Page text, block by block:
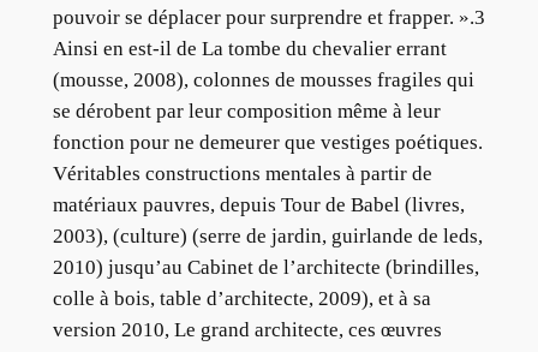
pouvoir se déplacer pour surprendre et frapper. ».3
Ainsi en est-il de La tombe du chevalier errant
(mousse, 2008), colonnes de mousses fragiles qui
se dérobent par leur composition même à leur
fonction pour ne demeurer que vestiges poétiques.
Véritables constructions mentales à partir de
matériaux pauvres, depuis Tour de Babel (livres,
2003), (culture) (serre de jardin, guirlande de leds,
2010) jusqu’au Cabinet de l’architecte (brindilles,
colle à bois, table d’architecte, 2009), et à sa
version 2010, Le grand architecte, ces œuvres